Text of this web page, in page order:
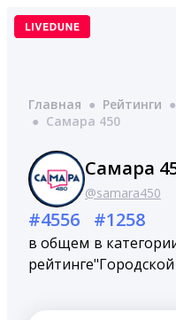
Перейти
Главная ● Рейтинги ●
● Самара 450
Самара
@samara450
#4556
в общем
рейтинге
#1258
в